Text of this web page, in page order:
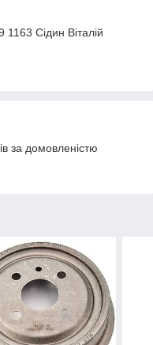
Сідин Віталій
за домовленістю